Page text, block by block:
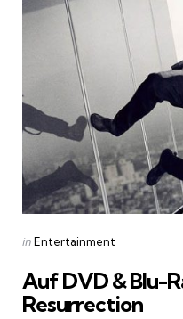
Categories
Posted
inEntertainment
Auf DVD & Blu-
Resurrection